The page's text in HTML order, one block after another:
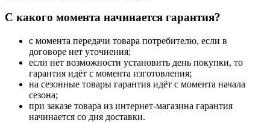
С какого момента начинается гарантия?
с момента передачи товара потребителю, если в
договоре нет уточнения;
если нет возможности установить день покупки, то
гарантия идёт с момента изготовления;
на сезонные товары гарантия идёт с момента начала
сезона;
при заказе товара из интернет-магазина гарантия
начинается со дня доставки.